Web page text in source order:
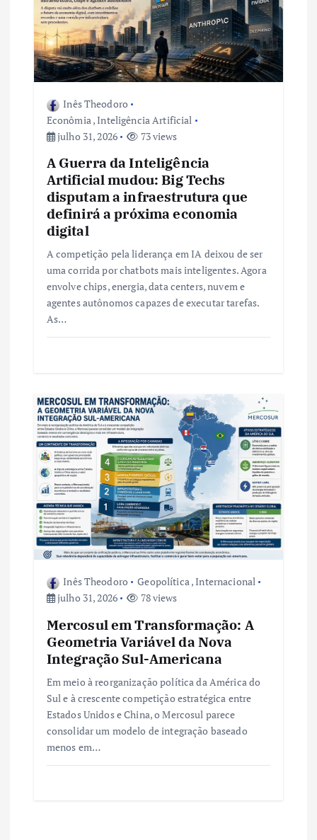
s
t
Inês Theodoro
Econômia,Inteligência Artificial
julho 31, 2026
73 views
A Guerra da Inteligência
Artificial mudou: Big Techs
disputam a infraestrutura que
definirá a próxima economia
digital
A competição pela liderança em IA deixou de ser
uma corrida por chatbots mais inteligentes. Agora
envolve chips, energia, data centers, nuvem e
agentes autônomos capazes de executar tarefas.
As…
Inês Theodoro Geopolítica,Internacional
julho 31, 2026
78 views
Mercosul em Transformação: A
Geometria Variável da Nova
Integração Sul-Americana
Em meio à reorganização política da América do
Sul e à crescente competição estratégica entre
Estados Unidos e China, o Mercosul parece
consolidar um modelo de integração baseado
menos em…